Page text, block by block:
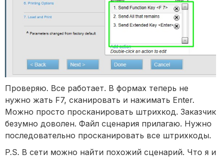
Проверяю. Все работает. В формах теперь не
нужно жать F7, сканировать и нажимать Enter.
Можно просто просканировать штрихкод. Заказчик
безумно доволен. Файл сценария прилагаю. Нужно
последовательно просканировать все штрихкоды.
P.S. В сети можно найти похожий сценарий. Что я и